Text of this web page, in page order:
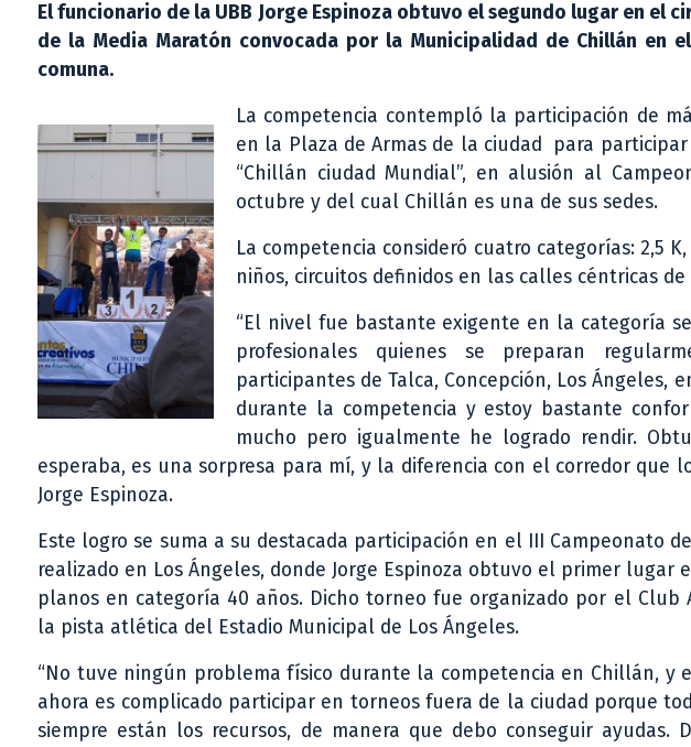
El funcionario de la UBB Jorge Espinoza obtuvo el segundo lugar en el
de la Media Maratón convocada por la Municipalidad de Chillán en
comuna.
La competencia contempló la participación de
en la Plaza de Armas de la ciudad para
“Chillán ciudad Mundial”, en alusión al
octubre y del cual Chillán es una de sus sedes.
La competencia consideró cuatro categorías: 2,5
niños, circuitos definidos en las calles céntricas
“El nivel fue bastante exigente en la categoría
profesionales quienes se preparan
participantes de Talca, Concepción, Los Ángeles,
durante la competencia y estoy bastante
mucho pero igualmente he logrado rendir.
esperaba, es una sorpresa para mí, y la diferencia con el corredor que
Jorge Espinoza.
Este logro se suma a su destacada participación en el III Campeonato
realizado en Los Ángeles, donde Jorge Espinoza obtuvo el primer lugar
planos en categoría 40 años. Dicho torneo fue organizado por el Club
la pista atlética del Estadio Municipal de Los Ángeles.
“No tuve ningún problema físico durante la competencia en Chillán, y
ahora es complicado participar en torneos fuera de la ciudad porque
siempre están los recursos, de manera que debo conseguir